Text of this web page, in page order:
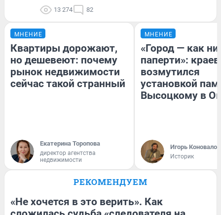
13 274 82
МНЕНИЕ
Квартиры дорожают,
но дешевеют: почему
рынок недвижимости
сейчас такой странный
Екатерина Торопова
директор агентства
недвижимости
МНЕНИЕ
«Город — как
паперти»:
возмутился
установкой
Высоцкому в
Игорь Коновалов
Историк
РЕКОМЕНДУЕМ
«Не хочется в это верить». Как